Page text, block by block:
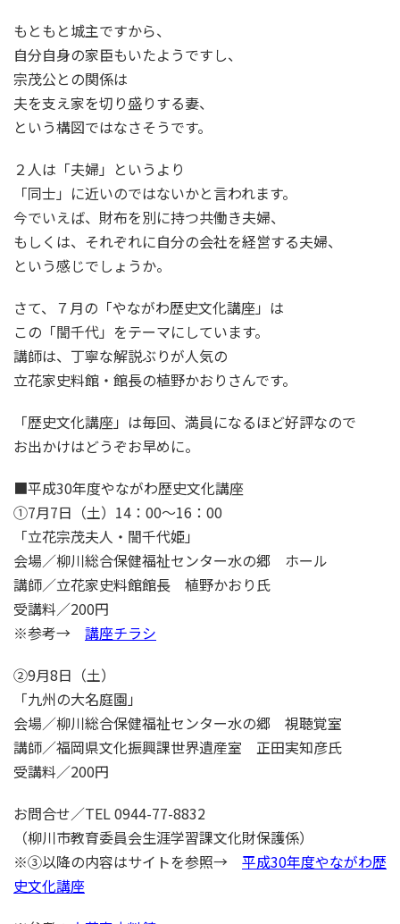
もともと城主ですから、
自分自身の家臣もいたようですし、
宗茂公との関係は
夫を支え家を切り盛りする妻、
という構図ではなさそうです。
２人は「夫婦」というより
「同士」に近いのではないかと言われます。
今でいえば、財布を別に持つ共働き夫婦、
もしくは、それぞれに自分の会社を経営する夫婦、
という感じでしょうか。
さて、７月の「やながわ歴史文化講座」は
この「誾千代」をテーマにしています。
講師は、丁寧な解説ぶりが人気の
立花家史料館・館長の植野かおりさんです。
「歴史文化講座」は毎回、満員になるほど好評なので
お出かけはどうぞお早めに。
■平成30年度やながわ歴史文化講座
①7月7日（土）14：00～16：00
「立花宗茂夫人・誾千代姫」
会場／柳川総合保健福祉センター水の郷 ホール
講師／立花家史料館館長 植野かおり氏
受講料／200円
※参考→ 講座チラシ
②9月8日（土）
「九州の大名庭園」
会場／柳川総合保健福祉センター水の郷 視聴覚室
講師／福岡県文化振興課世界遺産室 正田実知彦氏
受講料／200円
お問合せ／TEL 0944-77-8832
（柳川市教育委員会生涯学習課文化財保護係）
※③以降の内容はサイトを参照→ 平成30年度やながわ歴
史文化講座